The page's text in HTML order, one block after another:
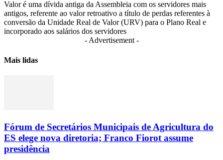
Valor é uma dívida antiga da Assembleia com os servidores mais
antigos, referente ao valor retroativo a título de perdas referentes à
conversão da Unidade Real de Valor (URV) para o Plano Real e
incorporado aos salários dos servidores
- Advertisement -
Mais lidas
Fórum de Secretários Municipais de Agricultura do
ES elege nova diretoria; Franco Fiorot assume
presidência